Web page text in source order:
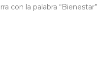
con la palabra